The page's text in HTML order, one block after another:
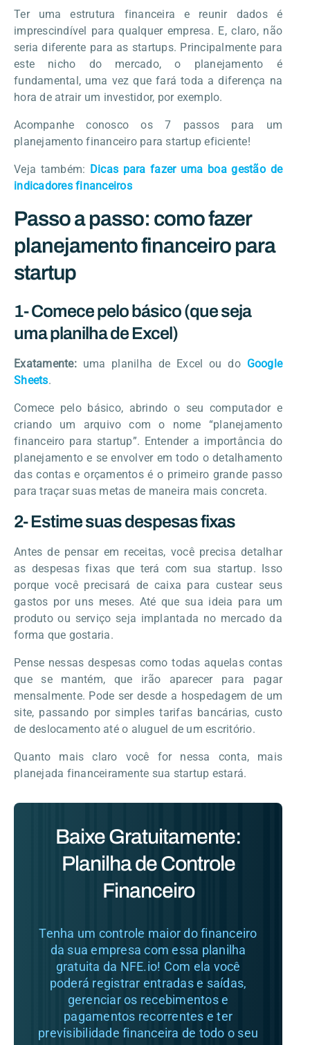
Ter uma estrutura financeira e reunir dados é
imprescindível para qualquer empresa. E, claro, não
seria diferente para as startups. Principalmente para
este nicho do mercado, o planejamento é
fundamental, uma vez que fará toda a diferença na
hora de atrair um investidor, por exemplo.
Acompanhe conosco os 7 passos para um
planejamento financeiro para startup eficiente!
Veja também: Dicas para fazer uma boa gestão de
indicadores financeiros
Passo a passo: como fazer
planejamento financeiro para
startup
1- Comece pelo básico (que seja
uma planilha de Excel)
Exatamente:uma planilha de Excel ou do Google
Sheets.
Comece pelo básico, abrindo o seu computador e
criando um arquivo com o nome “planejamento
financeiro para startup”. Entender a importância do
planejamento e se envolver em todo o detalhamento
das contas e orçamentos é o primeiro grande passo
para traçar suas metas de maneira mais concreta.
2- Estime suas despesas fixas
Antes de pensar em receitas, você precisa detalhar
as despesas fixas que terá com sua startup. Isso
porque você precisará de caixa para custear seus
gastos por uns meses. Até que sua ideia para um
produto ou serviço seja implantada no mercado da
forma que gostaria.
Pense nessas despesas como todas aquelas contas
que se mantém, que irão aparecer para pagar
mensalmente. Pode ser desde a hospedagem de um
site, passando por simples tarifas bancárias, custo
de deslocamento até o aluguel de um escritório.
Quanto mais claro você for nessa conta, mais
planejada financeiramente sua startup estará.
Baixe Gratuitamente:
Planilha de Controle
Financeiro
Tenha um controle maior do financeiro
da sua empresa com essa planilha
gratuita da NFE.io! Com ela você
poderá registrar entradas e saídas,
gerenciar os recebimentos e
pagamentos recorrentes e ter
previsibilidade financeira de todo o seu